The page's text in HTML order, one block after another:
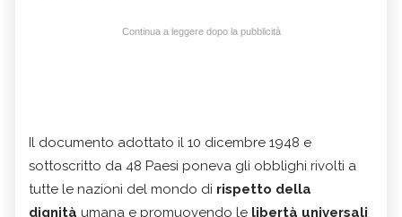
Continua a leggere dopo la pubblicità
Il documento adottato il 10 dicembre 1948 e
sottoscritto da 48 Paesi poneva gli obblighi rivolti a
tutte le nazioni del mondo di rispetto della
dignità umana e promuovendo le libertà universali